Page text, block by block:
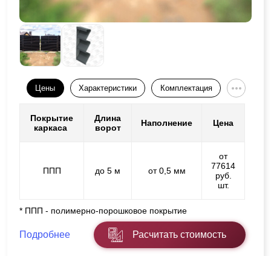
Цены Характеристики Комплектация
Покрытие
каркаса
Длина
ворот
Наполнение Цена
ППП до 5 м от 0,5 мм
от
77614
руб.
шт.
* ППП - полимерно-порошковое покрытие
Подробнее Расчитать стоимость